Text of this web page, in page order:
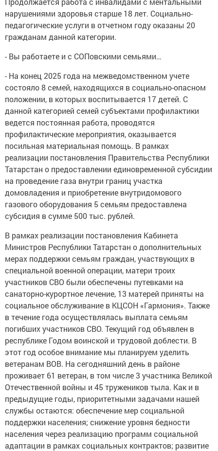
нарушениями здоровья старше 18 лет. Социально-
педагогические услуги в отчетном году оказаны 20
гражданам данной категории.
- Вы работаете и с СОПовскими семьями…
- На конец 2025 года на межведомственном учете
состояло 8 семей, находящихся в социально-опасном
положении, в которых воспитывается 17 детей. С
данной категорией семей субъектами профилактики
ведется постоянная работа, проводятся
профилактические мероприятия, оказывается
посильная материальная помощь. В рамках
реализации постановления Правительства Республики
Татарстан о предоставлении единовременной субсидии
на проведение газа внутри границ участка
домовладения и приобретение внутридомового
газового оборудования 5 семьям предоставлена
субсидия в сумме 500 тыс. рублей.
В рамках реализации постановления Кабинета
Министров Республики Татарстан о дополнительных
мерах поддержки семьям граждан, участвующих в
специальной военной операции, матери троих
участников СВО были обеспечены путевками на
санаторно-курортное лечение, 13 матерей приняты на
социальное обслуживание в КЦСОН «Гармония». Также
в течение года осуществлялась выплата семьям
погибших участников СВО. Текущий год объявлен в
республике Годом воинской и трудовой доблести. В
этот год особое внимание мы планируем уделить
ветеранам ВОВ. На сегодняшний день в районе
проживает 61 ветеран, в том числе 3 участника Великой
Отечественной войны и 45 тружеников тыла. Как и в
предыдущие годы, приоритетными задачами нашей
службы остаются: обеспечение мер социальной
поддержки населения; снижение уровня бедности
населения через реализацию программ социальной
адаптации в рамках социальных контрактов; развитие